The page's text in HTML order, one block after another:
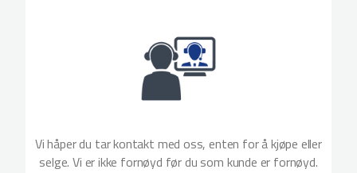
Vi håper du tar kontakt med oss, enten for å kjøpe eller
selge. Vi er ikke fornøyd før du som kunde er fornøyd.